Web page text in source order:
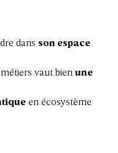
dans son espace
vaut bien une
en écosystème